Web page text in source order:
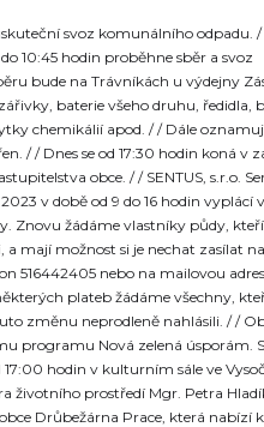
svoz komunálního odpadu. /
10:45 hodin proběhne sběr a svoz
bude na Trávníkách u výdejny
baterie všeho druhu, ředidla,
chemikálií apod. / / Dále
/ / Dnes se od 17:30 hodin koná v
obce. / / SENTUS, s.r.o.
v době od 9 do 16 hodin vyplácí
Znovu žádáme vlastníky půdy, kteří
mají možnost si je nechat zasílat
516442405 nebo na mailovou
plateb žádáme všechny,
změnu neprodleně nahlásili. / /
programu Nová zelená úsporám.
hodin v kulturním sále ve
životního prostředí Mgr. Petra
Drůbežárna Prace, která nabízí